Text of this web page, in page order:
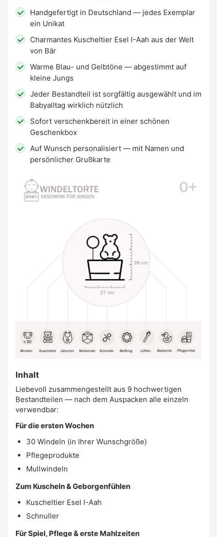
Handgefertigt in Deutschland — jedes Exemplar
ein Unikat
Charmantes Kuscheltier Esel I-Aah aus der Welt
von Bär
Warme Blau- und Gelbtöne — abgestimmt auf
kleine Jungs
Jeder Bestandteil ist sorgfältig ausgewählt und im
Babyalltag wirklich nützlich
Sofort verschenkbereit in einer schönen
Geschenkbox
Auf Wunsch personalisiert — mit Namen und
persönlicher Grußkarte
Inhalt
Liebevoll zusammengestellt aus 9 hochwertigen
Bestandteilen — nach dem Auspacken alle einzeln
verwendbar:
Für die ersten Wochen
30 Windeln (in Ihrer Wunschgröße)
Pflegeprodukte
Mullwindeln
Zum Kuscheln & Geborgenfühlen
Kuscheltier Esel I-Aah
Schnuller
Für Spiel, Pflege & erste Mahlzeiten